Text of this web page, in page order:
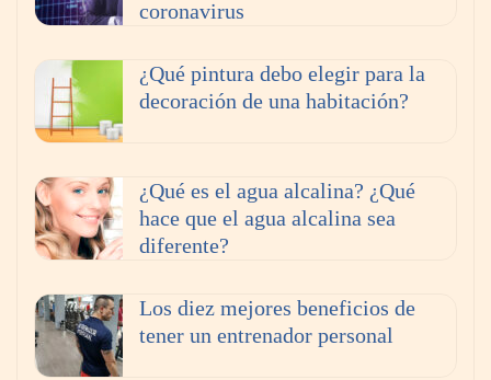
coronavirus
¿Qué pintura debo elegir para la
decoración de una habitación?
¿Qué es el agua alcalina? ¿Qué
hace que el agua alcalina sea
diferente?
Los diez mejores beneficios de
tener un entrenador personal